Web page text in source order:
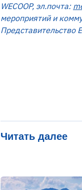
WECOOP, эл.почта:
мероприятий и
Представительство
Читать далее